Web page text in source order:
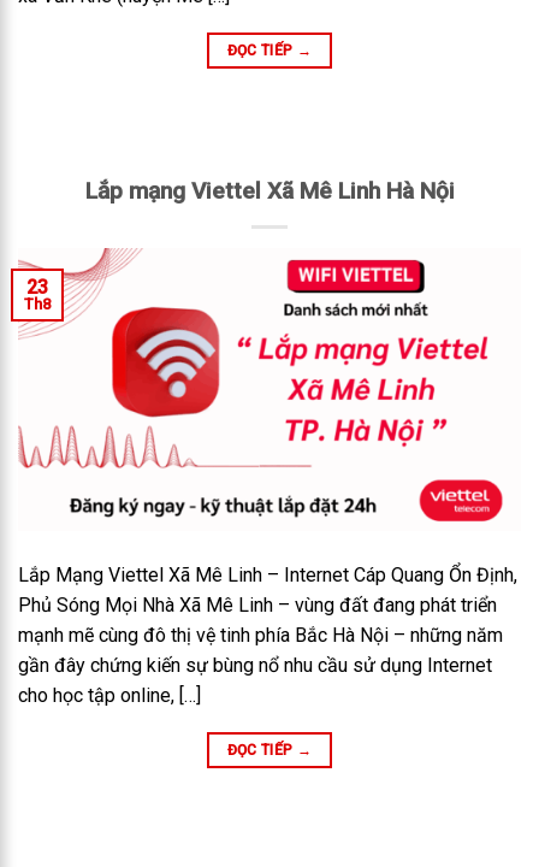
ĐỌC TIẾP →
Lắp mạng Viettel Xã Mê Linh Hà Nội
23
Th8
Lắp Mạng Viettel Xã Mê Linh – Internet Cáp Quang Ổn Định,
Phủ Sóng Mọi Nhà Xã Mê Linh – vùng đất đang phát triển
mạnh mẽ cùng đô thị vệ tinh phía Bắc Hà Nội – những năm
gần đây chứng kiến sự bùng nổ nhu cầu sử dụng Internet
cho học tập online, […]
ĐỌC TIẾP →